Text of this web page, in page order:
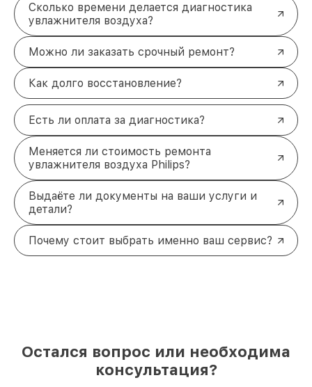
Сколько времени делается диагностика
увлажнителя воздуха?
Можно ли заказать срочный ремонт?
Как долго восстановление?
Есть ли оплата за диагностика?
Меняется ли стоимость ремонта
увлажнителя воздуха Philips?
Выдаёте ли документы на ваши услуги и
детали?
Почему стоит выбрать именно ваш сервис?
Остался вопрос или необходима
консультация?